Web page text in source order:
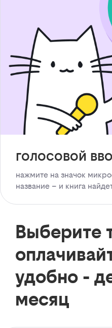
голосовой
нажмите на значок
название – и книга
Выберите
удобно -
месяц